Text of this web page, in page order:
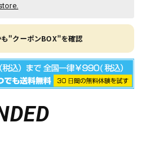
"クーポンBOX"を確認